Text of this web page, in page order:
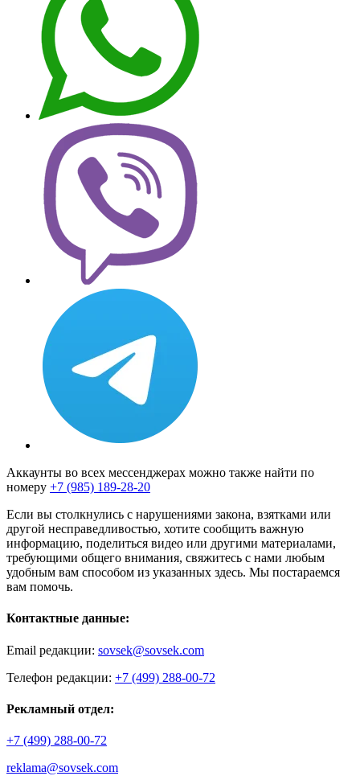
Аккаунты во всех мессенджерах можно также найти по
номеру +7 (985) 189-28-20
Если вы столкнулись с нарушениями закона, взятками или
другой несправедливостью, хотите сообщить важную
информацию, поделиться видео или другими материалами,
требующими общего внимания, свяжитесь с нами любым
удобным вам способом из указанных здесь. Мы постараемся
вам помочь.
Контактные данные:
Email редакции: sovsek@sovsek.com
Телефон редакции: +7 (499) 288-00-72
Рекламный отдел:
+7 (499) 288-00-72
reklama@sovsek.com